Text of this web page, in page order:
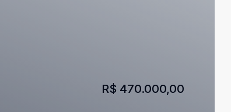
R$ 470.000,00